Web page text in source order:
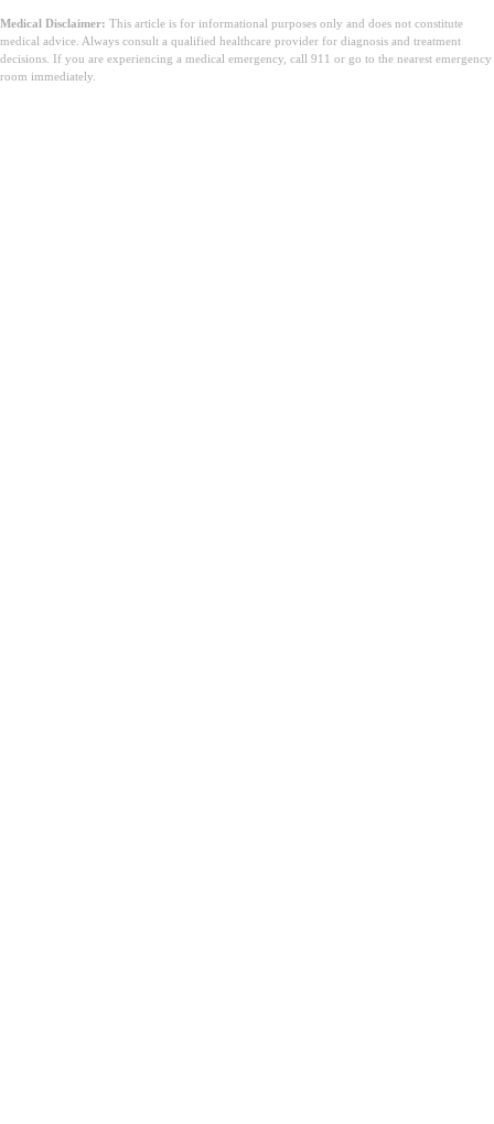
Medical Disclaimer: This article is for informational purposes only and does not constitute
medical advice. Always consult a qualified healthcare provider for diagnosis and treatment
decisions. If you are experiencing a medical emergency, call 911 or go to the nearest emergency
room immediately.